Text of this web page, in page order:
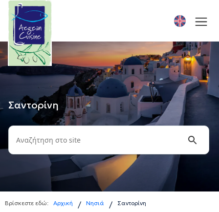
Σαντορίνη
Βρίσκεστε εδώ: Αρχική / Νησιά / Σαντορίνη